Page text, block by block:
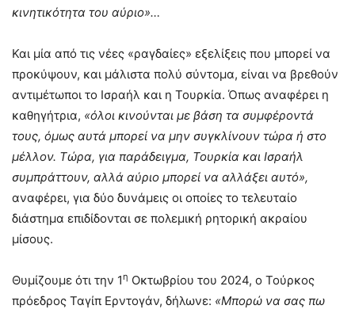
κινητικότητα του αύριο»…
Και μία από τις νέες «ραγδαίες» εξελίξεις που μπορεί να
προκύψουν, και μάλιστα πολύ σύντομα, είναι να βρεθούν
αντιμέτωποι το Ισραήλ και η Τουρκία. Όπως αναφέρει η
καθηγήτρια, «όλοι κινούνται με βάση τα συμφέροντά
τους, όμως αυτά μπορεί να μην συγκλίνουν τώρα ή στο
μέλλον. Τώρα, για παράδειγμα, Τουρκία και Ισραήλ
συμπράττουν, αλλά αύριο μπορεί να αλλάξει αυτό»,
αναφέρει, για δύο δυνάμεις οι οποίες το τελευταίο
διάστημα επιδίδονται σε πολεμική ρητορική ακραίου
μίσους.
Θυμίζουμε ότι την 1η Οκτωβρίου του 2024, ο Τούρκος
πρόεδρος Ταγίπ Ερντογάν, δήλωνε: «Μπορώ να σας πω